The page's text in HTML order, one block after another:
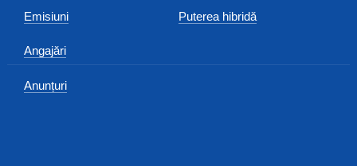
Emisiuni
Angajări
Anunțuri
Puterea hibridă